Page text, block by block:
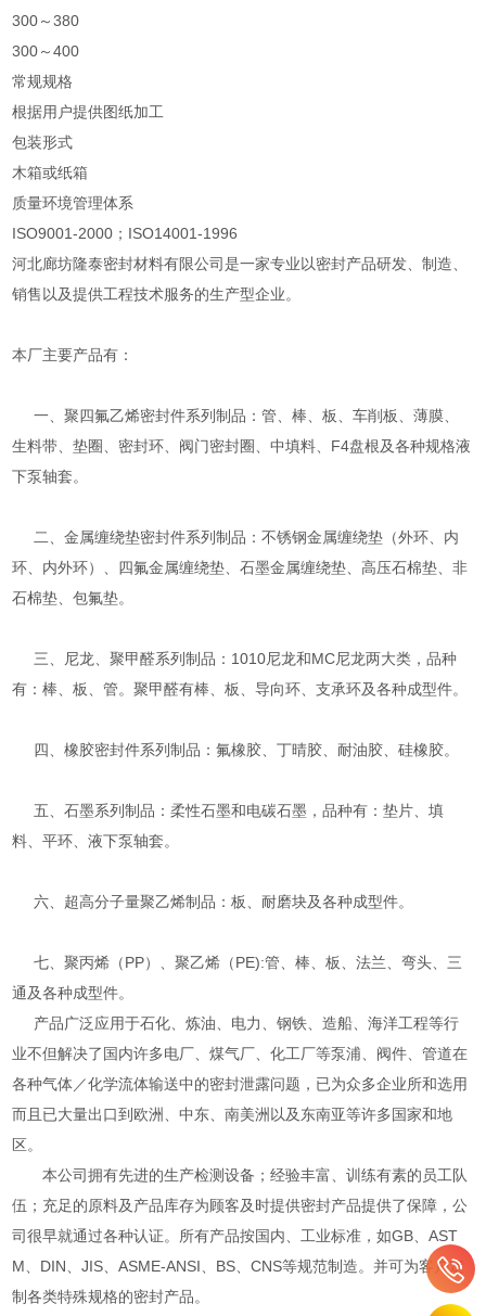
300～380
300～400
常规规格
根据用户提供图纸加工
包装形式
木箱或纸箱
质量环境管理体系
ISO9001-2000；ISO14001-1996
河北廊坊隆泰密封材料有限公司是一家专业以密封产品研发、制造、
销售以及提供工程技术服务的生产型企业。
本厂主要产品有：
一、聚四氟乙烯密封件系列制品：管、棒、板、车削板、薄膜、
生料带、垫圈、密封环、阀门密封圈、中填料、F4盘根及各种规格液
下泵轴套。
二、金属缠绕垫密封件系列制品：不锈钢金属缠绕垫（外环、内
环、内外环）、四氟金属缠绕垫、石墨金属缠绕垫、高压石棉垫、非
石棉垫、包氟垫。
三、尼龙、聚甲醛系列制品：1010尼龙和MC尼龙两大类，品种
有：棒、板、管。聚甲醛有棒、板、导向环、支承环及各种成型件。
四、橡胶密封件系列制品：氟橡胶、丁晴胶、耐油胶、硅橡胶。
五、石墨系列制品：柔性石墨和电碳石墨，品种有：垫片、填
料、平环、液下泵轴套。
六、超高分子量聚乙烯制品：板、耐磨块及各种成型件。
七、聚丙烯（PP）、聚乙烯（PE):管、棒、板、法兰、弯头、三
通及各种成型件。
产品广泛应用于石化、炼油、电力、钢铁、造船、海洋工程等行
业不但解决了国内许多电厂、煤气厂、化工厂等泵浦、阀件、管道在
各种气体／化学流体输送中的密封泄露问题，已为众多企业所和选用
而且已大量出口到欧洲、中东、南美洲以及东南亚等许多国家和地
区。
本公司拥有先进的生产检测设备；经验丰富、训练有素的员工队
伍；充足的原料及产品库存为顾客及时提供密封产品提供了保障，公
司很早就通过各种认证。所有产品按国内、工业标准，如GB、AST
M、DIN、JIS、ASME-ANSI、BS、CNS等规范制造。并可为客户定
制各类特殊规格的密封产品。